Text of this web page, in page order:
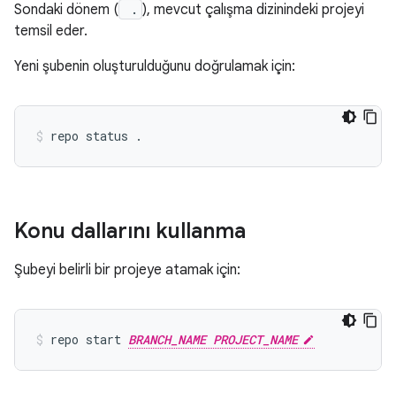
Sondaki dönem ( . ), mevcut çalışma dizinindeki projeyi
temsil eder.
Yeni şubenin oluşturulduğunu doğrulamak için:
Konu dallarını kullanma
Şubeyi belirli bir projeye atamak için:
repo start BRANCH_NAME PROJECT_NAME